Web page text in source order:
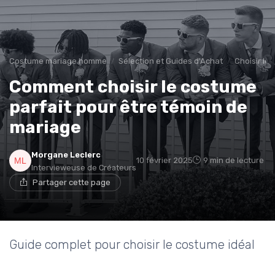
Costume mariage homme Sélection et Guides d'Achat Choisir le
Comment choisir le costume
parfait pour être témoin de
mariage
Morgane Leclerc
Intervieweuse de Créateurs
10 février 2025 9 min de lecture
Partager cette page
Guide complet pour choisir le costume idéal